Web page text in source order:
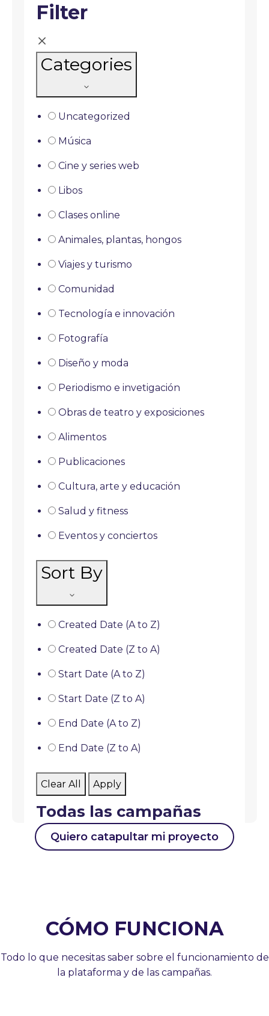
Filter
Categories
Uncategorized
Música
Cine y series web
Libos
Clases online
Animales, plantas, hongos
Viajes y turismo
Comunidad
Tecnología e innovación
Fotografía
Diseño y moda
Periodismo e invetigación
Obras de teatro y exposiciones
Alimentos
Publicaciones
Cultura, arte y educación
Salud y fitness
Eventos y conciertos
Sort By
Created Date (A to Z)
Created Date (Z to A)
Start Date (A to Z)
Start Date (Z to A)
End Date (A to Z)
End Date (Z to A)
Clear All Apply
Todas las campañas
Loading . . .
Quiero catapultar mi proyecto
CÓMO FUNCIONA
Todo lo que necesitas saber sobre el funcionamiento de
la plataforma y de las campañas.